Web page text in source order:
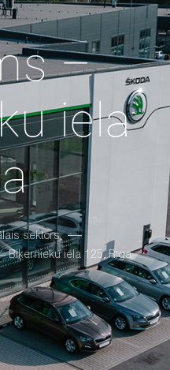
–
iela
sektors
Biķernieku iela 125, Rīga